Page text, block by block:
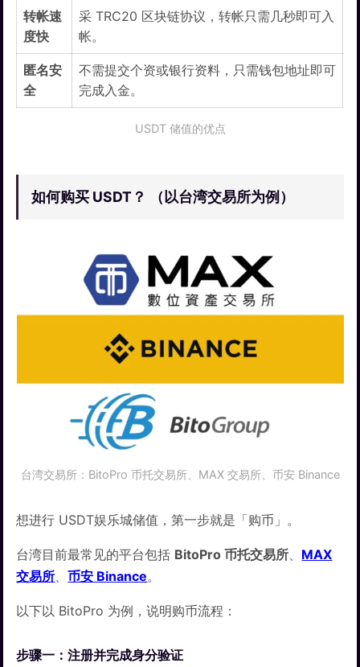
转帐速
度快
采 TRC20 区块链协议，转帐只需几秒即可入
帐。
匿名安
全
不需提交个资或银行资料，只需钱包地址即可
完成入金。
USDT 储值的优点
如何购买 USDT？ （以台湾交易所为例）
台湾交易所：BitoPro 币托交易所、MAX 交易所、币安 Binance
想进行 USDT娱乐城储值，第一步就是「购币」。
台湾目前最常见的平台包括 BitoPro 币托交易所
MAX
交易所 、币安 Binance。
以下以 BitoPro 为例，说明购币流程：
步骤一：注册并完成身分验证